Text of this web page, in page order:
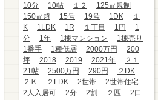
10分
10帖 １２
125㎡規制
150㎡超
15号 19号 1DK
１
K
1LDK 1R １丁目 1円
1
分
1年 1棟マンション
1棟売り
1番手
1種低層 2000万円
200
坪
2018 2019 2021年
２１
21帖
2500万円 290円
２DK
２Ｋ
２LDK 2世帯
2世帯住宅
2人入居可
2分 2割 ２匹
2口